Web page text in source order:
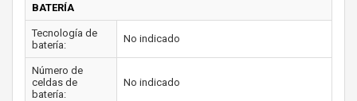
BATERÍA
Tecnología de
batería:
No indicado
Número de
celdas de
batería:
No indicado